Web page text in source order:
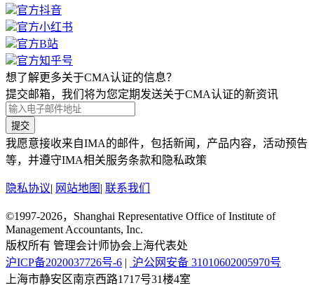
官方抖音
官方小红书
官方B站
官方知乎号
想了解更多关于CMA认证的信息？
提交邮箱，我们将为您定期发送关于CMA认证的新资讯
提交
我愿意接收来自IMA的邮件，包括新闻，产品内容，活动预告
等，并遵守IMA相关服务条款和隐私政策
隐私协议| 网站地图 | 联系我们
©1997-2026，Shanghai Representative Office of Institute of
Management Accountants, Inc.
版权所有 管理会计师协会上海代表处
沪ICP备2020037726号-6 | 沪公网安备 31010602005970号
上海市静安区南京西路1717号31楼4室